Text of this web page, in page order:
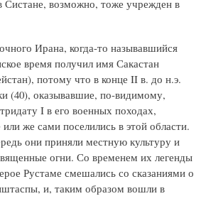
Систане, возможно, тоже учрежден в
Ирана, когда-то называвшийся
время получил имя Сакастан
потому что в конце II в. до н.э.
(40), оказывавшие, по-видимому,
I в его военных походах,
же сами поселились в этой области.
они приняли местную культуру и
огни. Со временем их легенды
Рустаме смешались со сказаниями о
и, таким образом вошли в